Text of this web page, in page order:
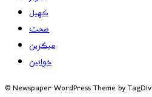
کھیل
صحت
میگزین
خواتین
© Newspaper WordPress Theme by TagDiv